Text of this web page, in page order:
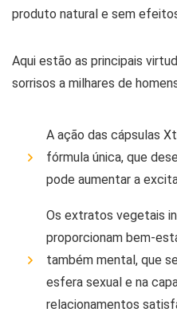
produto natural e sem
Aqui estão as principais
sorrisos a milhares de
A ação das cápsulas
fórmula única, que
pode aumentar a
Os extratos vegetais
proporcionam bem-
também mental, que
esfera sexual e na
relacionamentos